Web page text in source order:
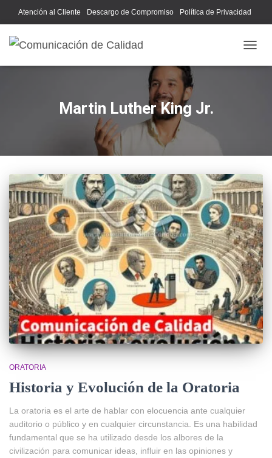
Atención al Cliente Descargo de Compromiso Política de Privacidad
Martin Luther King Jr.
ORATORIA
Historia y Evolución de la Oratoria
La oratoria es el arte de hablar con elocuencia ante cualquier
auditorio o público y en cualquier circunstancia. Es una habilidad
fundamental que se ha utilizado desde los albores de la
civilización para comunicar ideas, influir en las opiniones y